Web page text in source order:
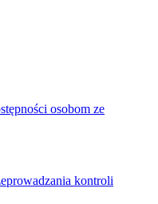
osobom ze
kontroli